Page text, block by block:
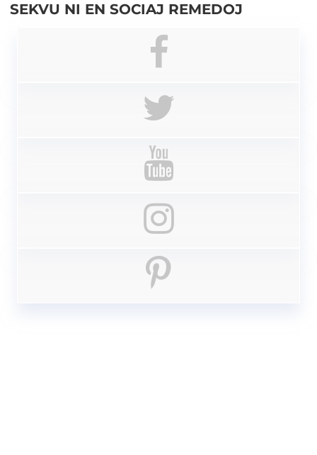
SEKVU NI EN SOCIAJ REMEDOJ